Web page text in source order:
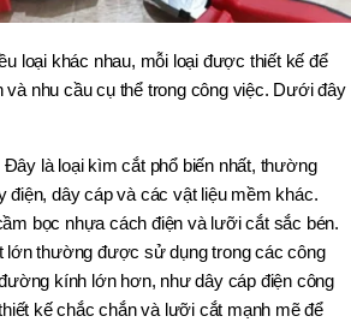
loại khác nhau, mỗi loại được thiết kế để
nhu cầu cụ thể trong công việc. Dưới đây
Đây là loại kìm cắt phổ biến nhất, thường
dây cáp và các vật liệu mềm khác.
bọc nhựa cách điện và lưỡi cắt sắc bén.
lớn thường được sử dụng trong các công
kính lớn hơn, như dây cáp điện công
kế chắc chắn và lưỡi cắt mạnh mẽ để